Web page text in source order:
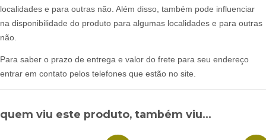
localidades e para outras não. Além disso, também pode influenciar
na disponibilidade do produto para algumas localidades e para outras
não.
Para saber o prazo de entrega e valor do frete para seu endereço
entrar em contato pelos telefones que estão no site.
quem viu este produto, também viu...